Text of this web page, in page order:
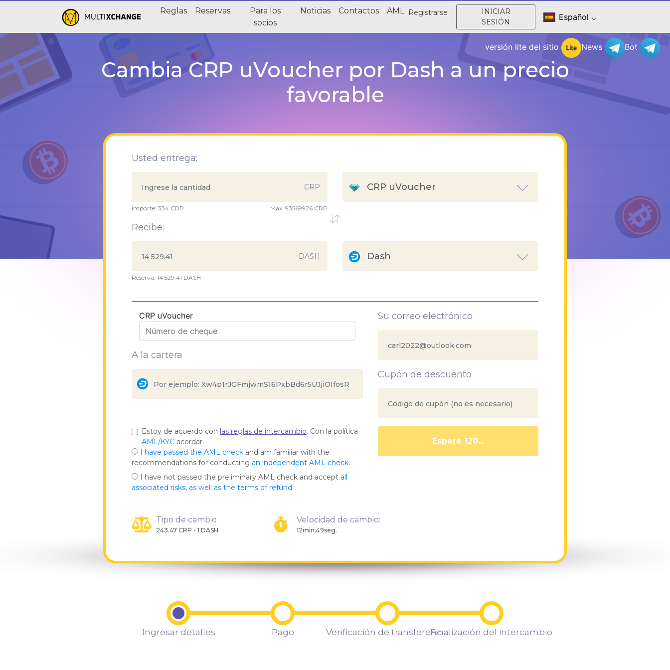
Reglas Reservas
Para los
socios
Noticias Contactos AML Registrarse
INICIAR
SESIÓN
Español
versión lite del sitio News Bot
Cambia CRP uVoucher por Dash a un precio
favorable
Usted entrega:
CRP
importe: 334 CRP Max: 93569926 CRP
CRP uVoucher
Recibe:
DASH
Reserva: 14 529.41 DASH
Dash
CRP uVoucher
A la cartera
Su correo electrónico
Cupón de descuento
Estoy de acuerdo con las reglas de intercambio. Con la política
AML/KYC acordar.
I have passed the AML check and am familiar with the
recommendations for conducting an independent AML check.
I have not passed the preliminary AML check and accept all
associated risks, as well as the terms of refund
Espere 111...
Tipo de cambio
243.47 CRP - 1 DASH
Velocidad de cambio:
12min.49seg.
Ingresar detalles Pago Verificación de transferenciaFinalización del intercambio